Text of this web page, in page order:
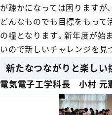
が疎かになっては困りますが
どんなものでも目標をもって
の糧となります。新年度が始
いので新しいチャレンジを見
新たなつながりと楽しい
電気電子工学科長 小村 元